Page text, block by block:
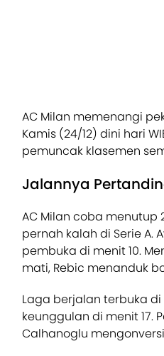
AC Milan memenangi
Kamis (24/12) dini hari
pemuncak klasemen
Jalannya
AC Milan coba
pernah kalah di Serie A.
pembuka di menit 10.
mati, Rebic menanduk
Laga berjalan terbuka
keunggulan di menit
Calhanoglu